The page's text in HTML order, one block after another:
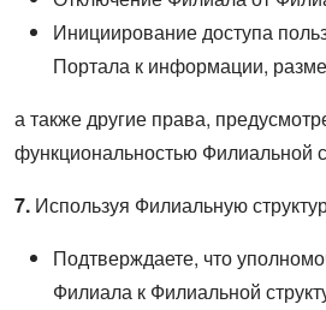
Инициирование доступа
Портала к информации,
а также другие права,
функциональностью Филиальной
7. Используя Филиальную
Подтверждаете, что
Филиала к Филиальной